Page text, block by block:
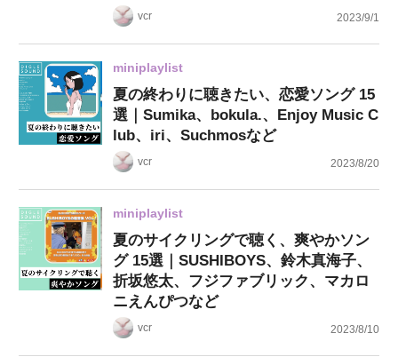
vcr 2023/9/1
miniplaylist
夏の終わりに聴きたい、恋愛ソング 15
選｜Sumika、bokula.、Enjoy Music C
lub、iri、Suchmosなど
vcr 2023/8/20
miniplaylist
夏のサイクリングで聴く、爽やかソン
グ 15選｜SUSHIBOYS、鈴木真海子、
折坂悠太、フジファブリック、マカロ
ニえんぴつなど
vcr 2023/8/10